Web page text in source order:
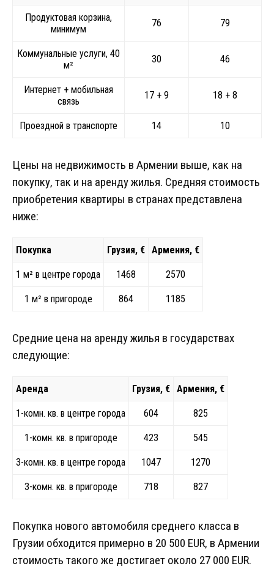
Продуктовая корзина,
минимум
76 79
Коммунальные услуги, 40
м²
30 46
Интернет + мобильная
связь
17 + 9 18 + 8
Проездной в транспорте 14 10
Цены на недвижимость в Армении выше, как на
покупку, так и на аренду жилья. Средняя стоимость
приобретения квартиры в странах представлена
ниже:
Покупка Грузия, € Армения, €
1 м² в центре города 1468 2570
1 м² в пригороде 864 1185
Средние цена на аренду жилья в государствах
следующие:
Аренда Грузия, € Армения, €
1-комн. кв. в центре города 604 825
1-комн. кв. в пригороде 423 545
3-комн. кв. в центре города 1047 1270
3-комн. кв. в пригороде 718 827
Покупка нового автомобиля среднего класса в
Грузии обходится примерно в 20 500 EUR, в Армении
стоимость такого же достигает около 27 000 EUR.